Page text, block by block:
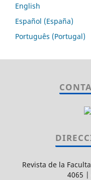
English
Español (España)
Português (Portugal)
Revista de la
4065 |